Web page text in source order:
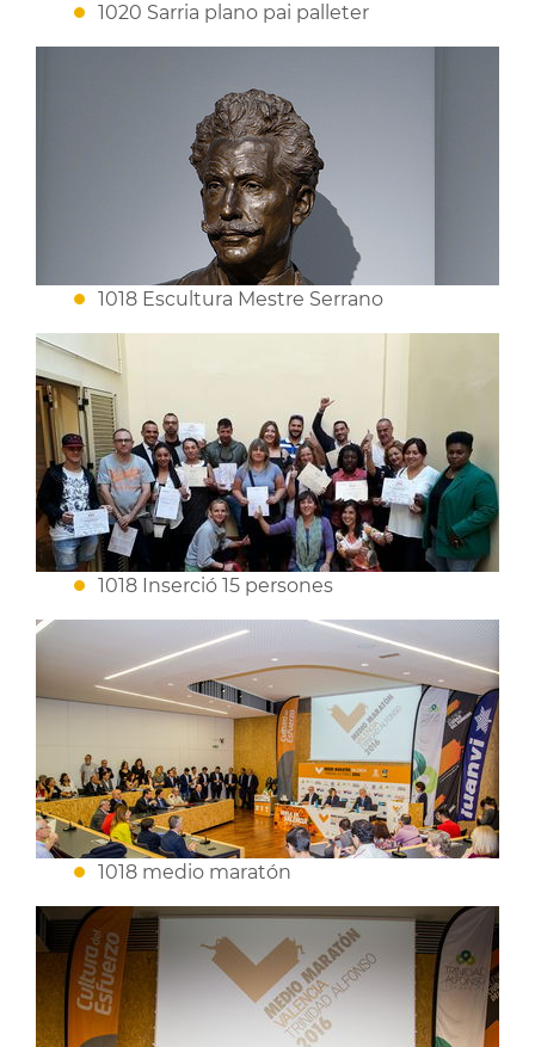
1020 Sarria plano pai palleter
1018 Escultura Mestre Serrano
1018 Inserció 15 persones
1018 medio maratón